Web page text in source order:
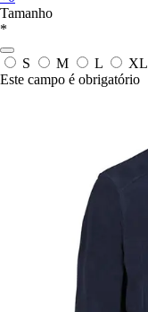
Tamanho
*
S M L XL
Este campo é obrigatório